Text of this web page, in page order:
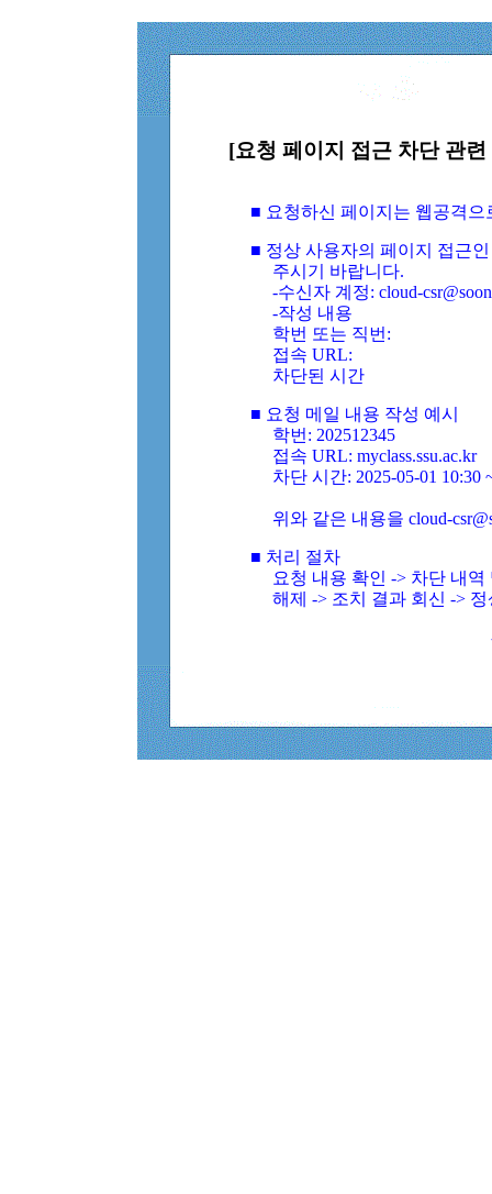
[요청 페이지 접근 차단 관
■ 요청하신 페이지는 웹공격
■ 정상 사용자의 페이지 접근
주시기 바랍니다.
-수신자 계정: cloud-
-작성 내용
학번 또는 직번:
접속 URL:
차단된 시간
■ 요청 메일 내용 작성 예시
학번: 202512345
접속 URL: myclass.ssu.ac.kr
차단 시간: 2025-05-01 10:30
위와 같은 내용을 cloud-
■ 처리 절차
요청 내용 확인 -> 차단 내
해제 -> 조치 결과 회신 ->